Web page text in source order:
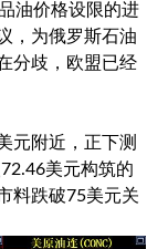
油价格设限的进
，为俄罗斯石油
分歧，欧盟已经
元附近，正下测
美元构筑的
料跌破75美元关